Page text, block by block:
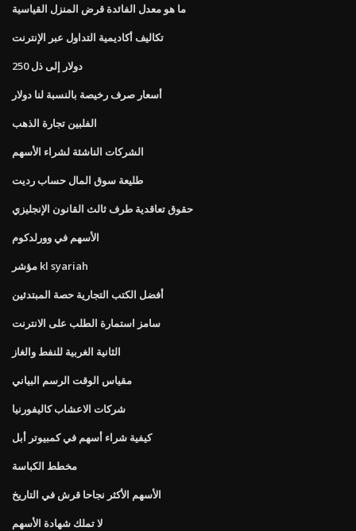
ما هو معدل الفائدة قرض المنزل القياسية
تكاليف أكاديمية التداول عبر الإنترنت
250 دولار إلى ذل
أسعار صرف رخيصة بالنسبة لنا دولار
الفلبين تجارة الذهب
الشركات الناشئة لشراء الأسهم
طليعة سوق المال حساب رديت
حقوق تعاقدية طرف ثالث القانون الإنجليزي
الأسهم في وورلدكوم
مؤشر kl syariah
أفضل الكتب التجارية حصة المبتدئين
سامز استمارة الطلب على الانترنت
الثانية الغربية للنفط والغاز
مقياس الوقت الرسم البياني
شركات الاعشاب كاليفورنيا
كيفية شراء أسهم في كمبيوتر أبل
مخطط الكباسة
الأسهم الأكثر نجاحا قرش في التاريخ
لا تملك شهادة الأسهم